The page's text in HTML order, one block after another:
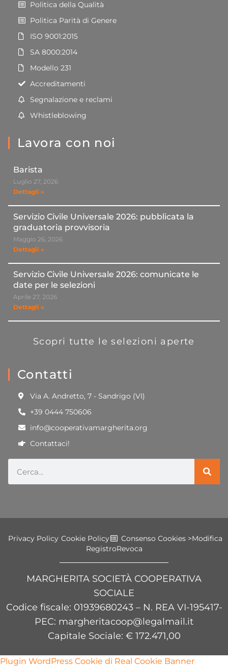
Politica della Qualità
Politica Parità di Genere
ISO 9001:2015
SA 8000:2014
Modello 231
Accreditamenti
Segnalazione e reclami
Whistleblowing
Lavora con noi
Barista
Luglio 27, 2026
Dettagli »
Servizio Civile Universale 2026: pubblicata la
graduatoria provvisoria
Maggio 26, 2026
Dettagli »
Servizio Civile Universale 2026: comunicate le
date per le selezioni
Aprile 27, 2026
Dettagli »
Scopri tutte le selezioni aperte
Contatti
Via A. Andretto, 7 - Sandrigo (VI)
+39 0444 750606
info@cooperativamargherita.org
Contattaci!
Privacy Policy Cookie Policy Consenso Cookies >Modifica
RegistroRevoca
MARGHERITA SOCIETÀ COOPERATIVA
SOCIALE
Codice fiscale: 01939680243 – N. REA VI-195417-
PEC: margheritacoop@legalmail.it
Capitale Sociale: € 172.471,00
Plugin WordPress Cookie di Real Cookie Banner